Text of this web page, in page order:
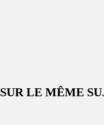
SUR LE MÊME